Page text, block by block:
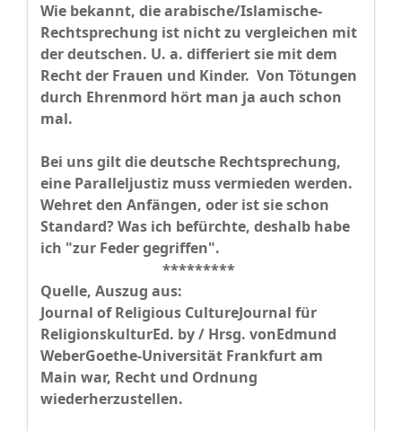
Wie bekannt, die arabische/Islamische-
Rechtsprechung ist nicht zu vergleichen mit
der deutschen. U. a. differiert sie mit dem
Recht der Frauen und Kinder. Von Tötungen
durch Ehrenmord hört man ja auch schon
mal.
Bei uns gilt die deutsche Rechtsprechung,
eine Paralleljustiz muss vermieden werden.
Wehret den Anfängen, oder ist sie schon
Standard? Was ich befürchte, deshalb habe
ich "zur Feder gegriffen".
*********
Quelle, Auszug aus:
Journal of Religious CultureJournal für
ReligionskulturEd. by / Hrsg. vonEdmund
WeberGoethe-Universität Frankfurt am
Main war, Recht und Ordnung
wiederherzustellen.